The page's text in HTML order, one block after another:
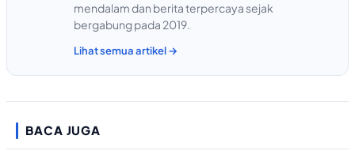
mendalam dan berita terpercaya sejak
bergabung pada 2019.
Lihat semua artikel →
BACA JUGA